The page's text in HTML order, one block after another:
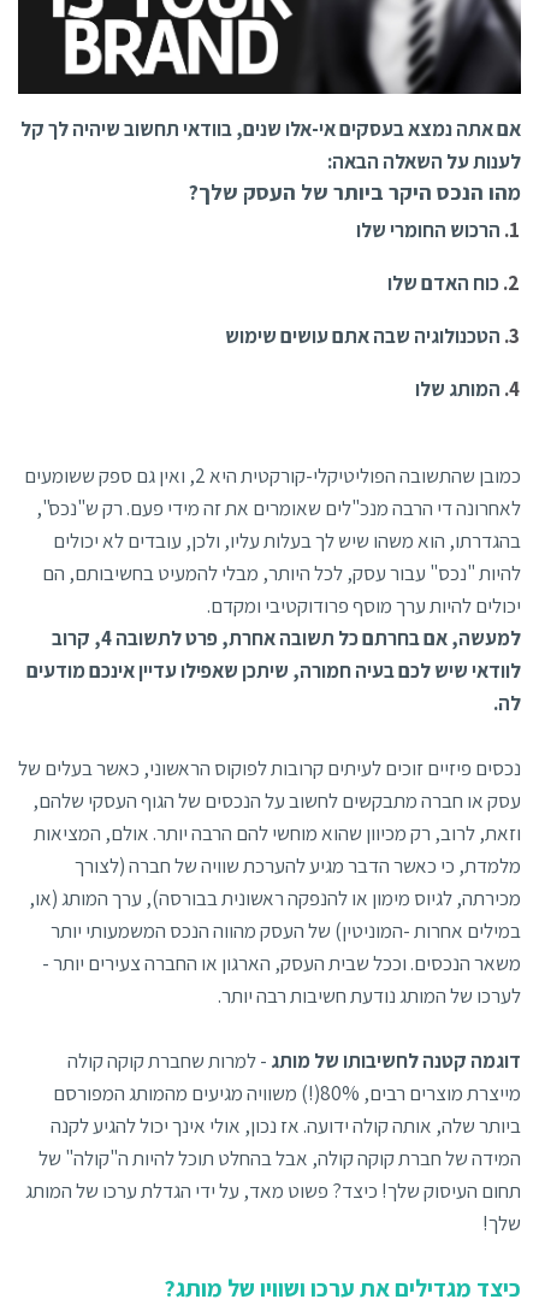
אם אתה נמצא בעסקים אי-אלו שנים, בוודאי תחשוב שיהיה לך קל
לענות על השאלה הבאה:
מהו הנכס היקר ביותר של העסק שלך?
הרכוש החומרי שלו
כוח האדם שלו
הטכנולוגיה שבה אתם עושים שימוש
המותג שלו
כמובן שהתשובה הפוליטיקלי-קורקטית היא 2, ואין גם ספק ששומעים
לאחרונה די הרבה מנכ"לים שאומרים את זה מידי פעם. רק ש"נכס",
בהגדרתו, הוא משהו שיש לך בעלות עליו, ולכן, עובדים לא יכולים
להיות "נכס" עבור עסק, לכל היותר, מבלי להמעיט בחשיבותם, הם
יכולים להיות ערך מוסף פרודוקטיבי ומקדם.
למעשה, אם בחרתם כל תשובה אחרת, פרט לתשובה 4, קרוב
לוודאי שיש לכם בעיה חמורה, שיתכן שאפילו עדיין אינכם מודעים
לה.
נכסים פיזיים זוכים לעיתים קרובות לפוקוס הראשוני, כאשר בעלים של
עסק או חברה מתבקשים לחשוב על הנכסים של הגוף העסקי שלהם,
וזאת, לרוב, רק מכיוון שהוא מוחשי להם הרבה יותר. אולם, המציאות
מלמדת, כי כאשר הדבר מגיע להערכת שוויה של חברה (לצורך
מכירתה, לגיוס מימון או להנפקה ראשונית בבורסה), ערך המותג (או,
במילים אחרות -המוניטין) של העסק מהווה הנכס המשמעותי יותר
משאר הנכסים. וככל שבית העסק, הארגון או החברה צעירים יותר -
לערכו של המותג נודעת חשיבות רבה יותר.
דוגמה קטנה לחשיבותו של מותג - למרות שחברת קוקה קולה
מייצרת מוצרים רבים, 80%(!) משוויה מגיעים מהמותג המפורסם
ביותר שלה, אותה קולה ידועה. אז נכון, אולי אינך יכול להגיע לקנה
המידה של חברת קוקה קולה, אבל בהחלט תוכל להיות ה"קולה" של
תחום העיסוק שלך! כיצד? פשוט מאד, על ידי הגדלת ערכו של המותג
שלך!
כיצד מגדילים את ערכו ושוויו של מותג?